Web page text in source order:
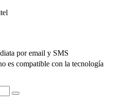
por email y SMS
es compatible con la tecnología